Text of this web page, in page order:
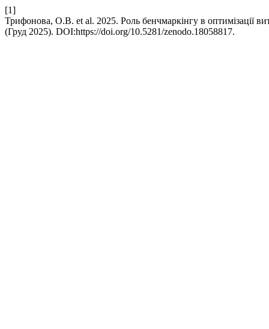
[1]
Трифонова, О.В. et al. 2025. Роль бенчмаркінгу в оптимізації
(Груд 2025). DOI:https://doi.org/10.5281/zenodo.18058817.